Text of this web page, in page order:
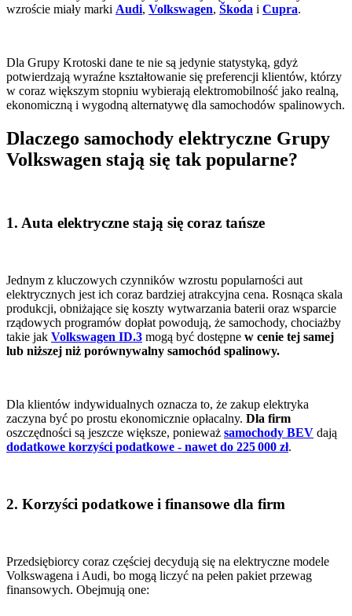
wzroście miały marki Audi, Volkswagen, Škoda i Cupra.
Dla Grupy Krotoski dane te nie są jedynie statystyką, gdyż
potwierdzają wyraźne kształtowanie się preferencji klientów, którzy
w coraz większym stopniu wybierają elektromobilność jako realną,
ekonomiczną i wygodną alternatywę dla samochodów spalinowych.
Dlaczego samochody elektryczne Grupy
Volkswagen stają się tak popularne?
1. Auta elektryczne stają się coraz tańsze
Jednym z kluczowych czynników wzrostu popularności aut
elektrycznych jest ich coraz bardziej atrakcyjna cena. Rosnąca skala
produkcji, obniżające się koszty wytwarzania baterii oraz wsparcie
rządowych programów dopłat powodują, że samochody, chociażby
takie jak Volkswagen ID.3 mogą być dostępne w cenie tej samej
lub niższej niż porównywalny samochód spalinowy.
Dla klientów indywidualnych oznacza to, że zakup elektryka
zaczyna być po prostu ekonomicznie opłacalny. Dla firm
oszczędności są jeszcze większe, ponieważ samochody BEV dają
dodatkowe korzyści podatkowe - nawet do 225 000 zł.
2. Korzyści podatkowe i finansowe dla firm
Przedsiębiorcy coraz częściej decydują się na elektryczne modele
Volkswagena i Audi, bo mogą liczyć na pełen pakiet przewag
finansowych. Obejmują one: